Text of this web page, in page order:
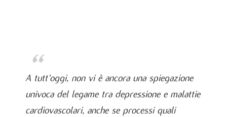
A tutt’oggi, non vi è ancora una spiegazione
univoca del legame tra depressione e malattie
cardiovascolari, anche se processi quali